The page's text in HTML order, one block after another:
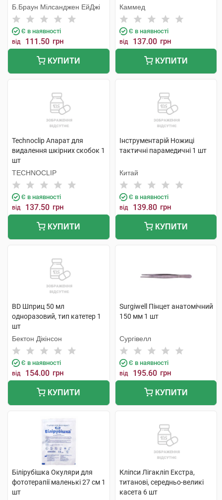
мультидозових флаконів
зелена 1 шт
Б.Браун Мілсанджен ЕйДжі
Є в наявності
від 111.50 грн
КУПИТИ
Каммед
Є в наявності
від 137.00 грн
КУПИТИ
Technoclip Апарат для
видалення шкірних скобок 1
шт
TECHNOCLIP
Є в наявності
від 137.50 грн
КУПИТИ
Інструментарій Ножиці
тактичні парамедичні 1 шт
Китай
Є в наявності
від 139.80 грн
КУПИТИ
BD Шприц 50 мл
одноразовий, тип катетер 1
шт
Бектон Дікінсон
Є в наявності
від 154.00 грн
КУПИТИ
Surgiwell Пінцет анатомічний
150 мм 1 шт
Сургівелл
Є в наявності
від 195.60 грн
КУПИТИ
Білірубішка Окуляри для
фототерапії маленькі 27 см 1
шт
Кліпси Лігакліп Екстра,
титанові, середньо-великі
касета 6 шт